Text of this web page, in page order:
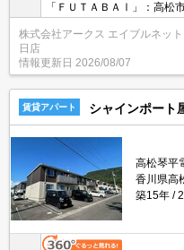
「ＦＵＴＡＢＡⅠ」：高松
ーズボックス・クロゼット
日用品の収納に重宝します
キリまとめて収納できる独
れたエアコンで空調管理が
株式会社アークス エイブルネッ
日店
情報更新日 2026/08/07
賃貸アパート シャインポー
高松琴平
香川県高
築15年